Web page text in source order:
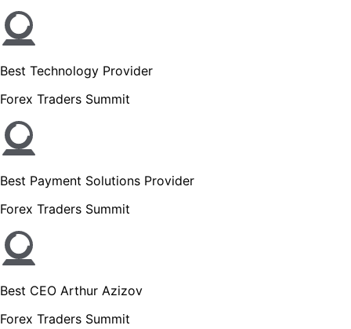
Best Technology Provider
Forex Traders Summit
Best Payment Solutions Provider
Forex Traders Summit
Best CEO Arthur Azizov
Forex Traders Summit